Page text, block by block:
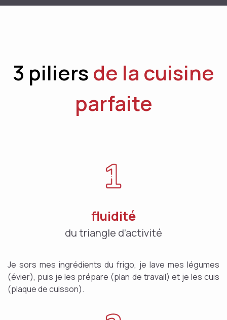
3 piliers de la cuisine
parfaite
fluidité
du triangle d’activité
Je sors mes ingrédients du frigo, je lave mes légumes
(évier), puis je les prépare (plan de travail) et je les cuis
(plaque de cuisson).